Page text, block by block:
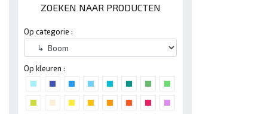
ZOEKEN NAAR PRODUCTEN
Op categorie :
Op kleuren :